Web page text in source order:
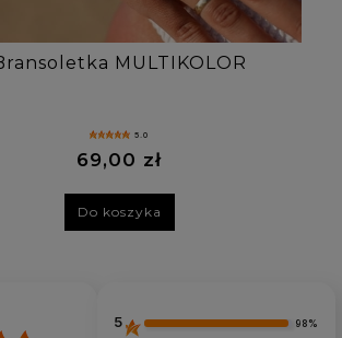
MULTIKOLOR
5.0
69,00 zł
Do koszyka
5 98%